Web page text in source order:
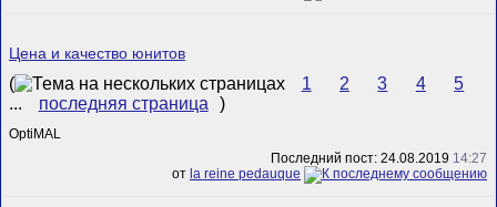
Цена и качество юнитов
( 1 2 3 4
5
...
последняя страница )
OptiMAL
Последний пост: 24.08.2019 14:27
от la reine pedauque